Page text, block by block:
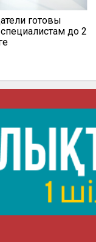
готовы
специалистам до 2